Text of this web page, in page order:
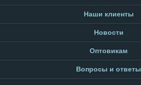
Наши клиенты
Новости
Оптовикам
Вопросы и ответы